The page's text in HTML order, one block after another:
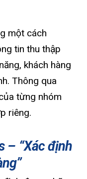
một cách
tin thu thập
khách hàng
Thông qua
từng nhóm
riêng.
– “Xác định